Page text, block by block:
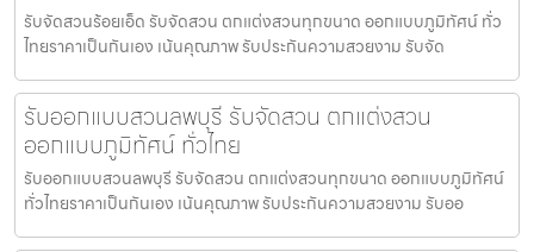
รับจัดสวนร้อยเอ็ด รับจัดสวน ตกแต่งสวนทุกขนาด ออกแบบภูมิทัศน์ ทั่ว
ไทยราคาเป็นกันเอง เน้นคุณภาพ รับประกันความสวยงาม รับจัด
รับออกแบบสวนลพบุรี รับจัดสวน ตกแต่งสวน
ออกแบบภูมิทัศน์ ทั่วไทย
รับออกแบบสวนลพบุรี รับจัดสวน ตกแต่งสวนทุกขนาด ออกแบบภูมิทัศน์
ทั่วไทยราคาเป็นกันเอง เน้นคุณภาพ รับประกันความสวยงาม รับออ